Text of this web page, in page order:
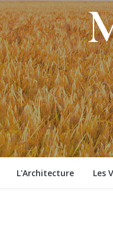
L'Architecture Les